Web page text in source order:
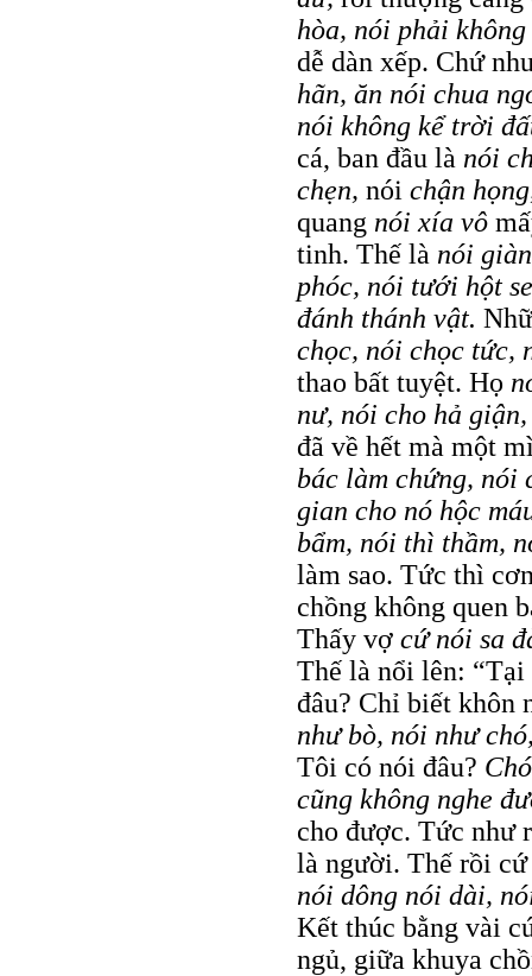
hòa, nói phải không
dễ dàn xếp. Chứ
hãn, ăn nói chua
nói không kể trời
cá, ban đầu là nói
chẹn, nói chận
quang nói xía vô
tinh. Thế là nói
phóc, nói tưới hột
đánh thánh vật.
chọc, nói chọc tức,
thao bất tuyệt. Họ
nư, nói cho hả
đã về hết mà một
bác làm chứng, nói
gian cho nó hộc
bẩm, nói thì thầm,
làm sao. Tức thì
chồng không quen
Thấy vợ cứ nói sa
Thế là nổi lên:
đâu? Chỉ biết khôn
như bò, nói như
Tôi có nói đâu?
cũng không nghe
cho được. Tức như
là người. Thế rồi
nói dông nói dài,
Kết thúc bằng vài
ngủ, giữa khuya